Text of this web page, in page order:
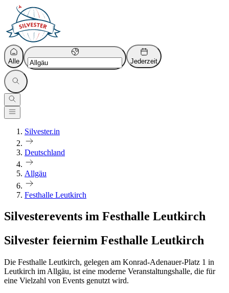
Alle Jederzeit
Silvester.in
Deutschland
Allgäu
Festhalle Leutkirch
Silvesterevents im Festhalle Leutkirch
Silvester feiernim Festhalle Leutkirch
Die Festhalle Leutkirch, gelegen am Konrad-Adenauer-Platz 1 in
Leutkirch im Allgäu, ist eine moderne Veranstaltungshalle, die für
eine Vielzahl von Events genutzt wird.